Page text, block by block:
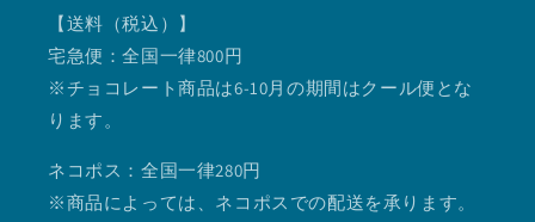
【送料（税込）】
宅急便：全国一律800円
※チョコレート商品は6-10月の期間はクール便とな
ります。
ネコポス：全国一律280円
※商品によっては、ネコポスでの配送を承ります。